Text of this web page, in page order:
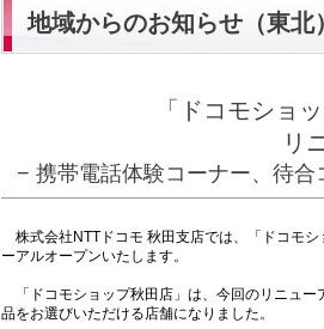
地域からのお知らせ（東北）
「ドコモショ
リ
− 携帯電話体験コーナー、待
株式会社NTTドコモ 秋田支店では、「ドコモ
ーアルオープンいたします。
「ドコモショップ秋田店」は、今回のリニュー
品をお選びいただける店舗になりました。